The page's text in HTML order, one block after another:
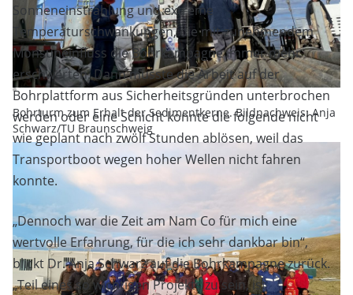
Bohrturm zum Erhalt der Sedimentkerne. Bildnachweis: Anja
Schwarz/TU Braunschweig
Sonneneinstrahlung und extreme
Temperaturschwankungen, die mit zunehmendem
Monsuneinfluss die Bohrkampagne immer mehr
erschwerten. Dann musste die Arbeit auf der
Bohrplattform aus Sicherheitsgründen unterbrochen
werden oder eine Schicht konnte die folgende nicht
wie geplant nach zwölf Stunden ablösen, weil das
Transportboot wegen hoher Wellen nicht fahren
konnte.
„Dennoch war die Zeit am Nam Co für mich eine
wertvolle Erfahrung, für die ich sehr dankbar bin“,
blickt Dr. Anja Schwarz auf die Bohrkampagne zurück.
„Teil eines so wichtigen Projekts zu sein, ist